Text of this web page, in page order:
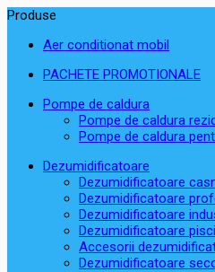
Produse
Aer conditionat mobil
PACHETE PROMOTIONALE
Pompe de caldura
Pompe de caldura
Pompe de caldura
Dezumidificatoare
Dezumidificatoare
Dezumidificatoare
Dezumidificatoare
Dezumidificatoare
Accesorii
Dezumidificatoare